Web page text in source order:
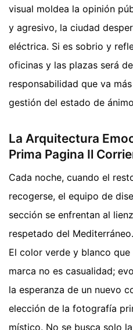
visual moldea la opinión
y agresivo, la ciudad
eléctrica. Si es sobrio y
oficinas y las plazas será
responsabilidad que va
gestión del estado de
La Arquitectura
Prima Pagina Il
Cada noche, cuando el
recogerse, el equipo de
sección se enfrentan al
respetado del
El color verde y blanco
marca no es casualidad;
la esperanza de un nuevo
elección de la fotografía
místico. No se busca solo